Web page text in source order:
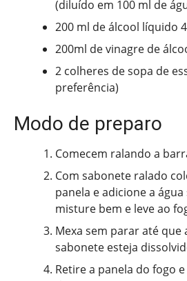
(diluído em 100 ml de
200 ml de álcool líquido
200ml de vinagre de
2 colheres de sopa de
preferência)
Modo de preparo
Comecem ralando a
Com sabonete ralado
panela e adicione a
misture bem e leve ao
Mexa sem parar até que
sabonete esteja
Retire a panela do fogo